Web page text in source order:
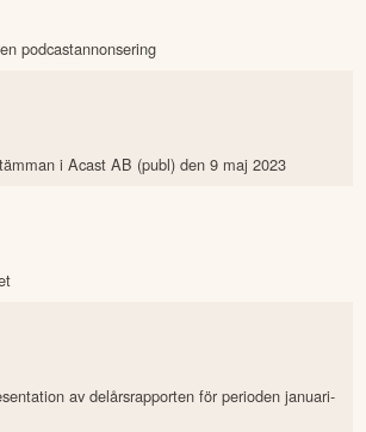
podcastannonsering
i Acast AB (publ) den 9 maj 2023
av delårsrapporten för perioden januari-